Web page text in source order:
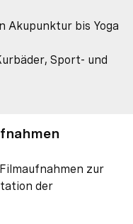
Akupunktur bis Yoga
Sport- und
zur
der